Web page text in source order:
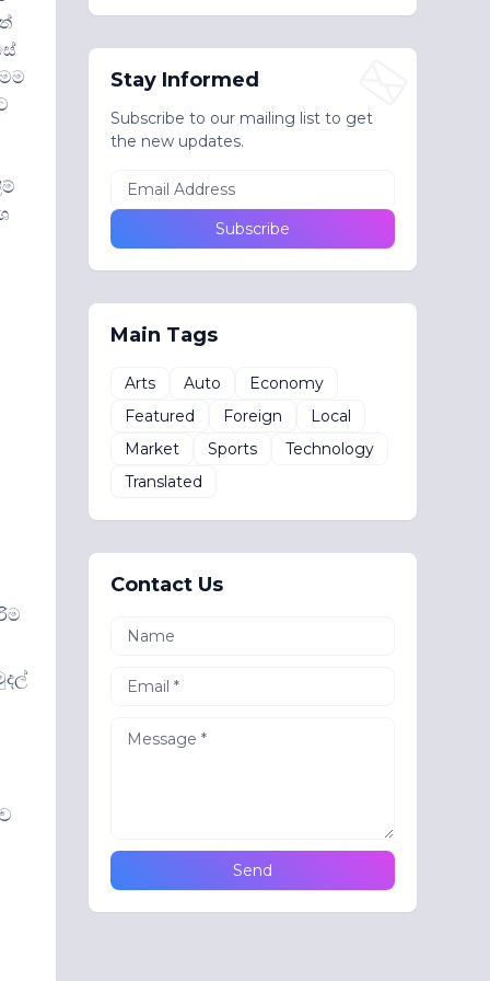
Stay Informed
Subscribe to our mailing list to get
the new updates.
Main Tags
Arts Auto
Economy
Featured
Foreign
Local
Market
Sports
Technology
Translated
Contact Us